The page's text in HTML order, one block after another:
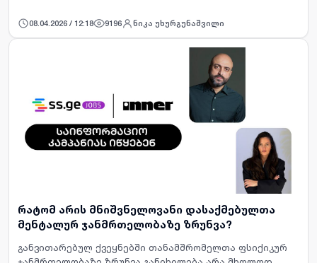
გამოცდილების გარეშე დასაქმება სირთულეს
წარმოადგენს. სტუდენტობის …
08.04.2026 / 12:18 9196 ნიკა უხურგუნაშვილი
რატომ არის მნიშვნელოვანი დასაქმებულთა
მენტალურ ჯანმრთელობაზე ზრუნვა?
განვითარებულ ქვეყნებში თანამშრომელთა ფსიქიკურ